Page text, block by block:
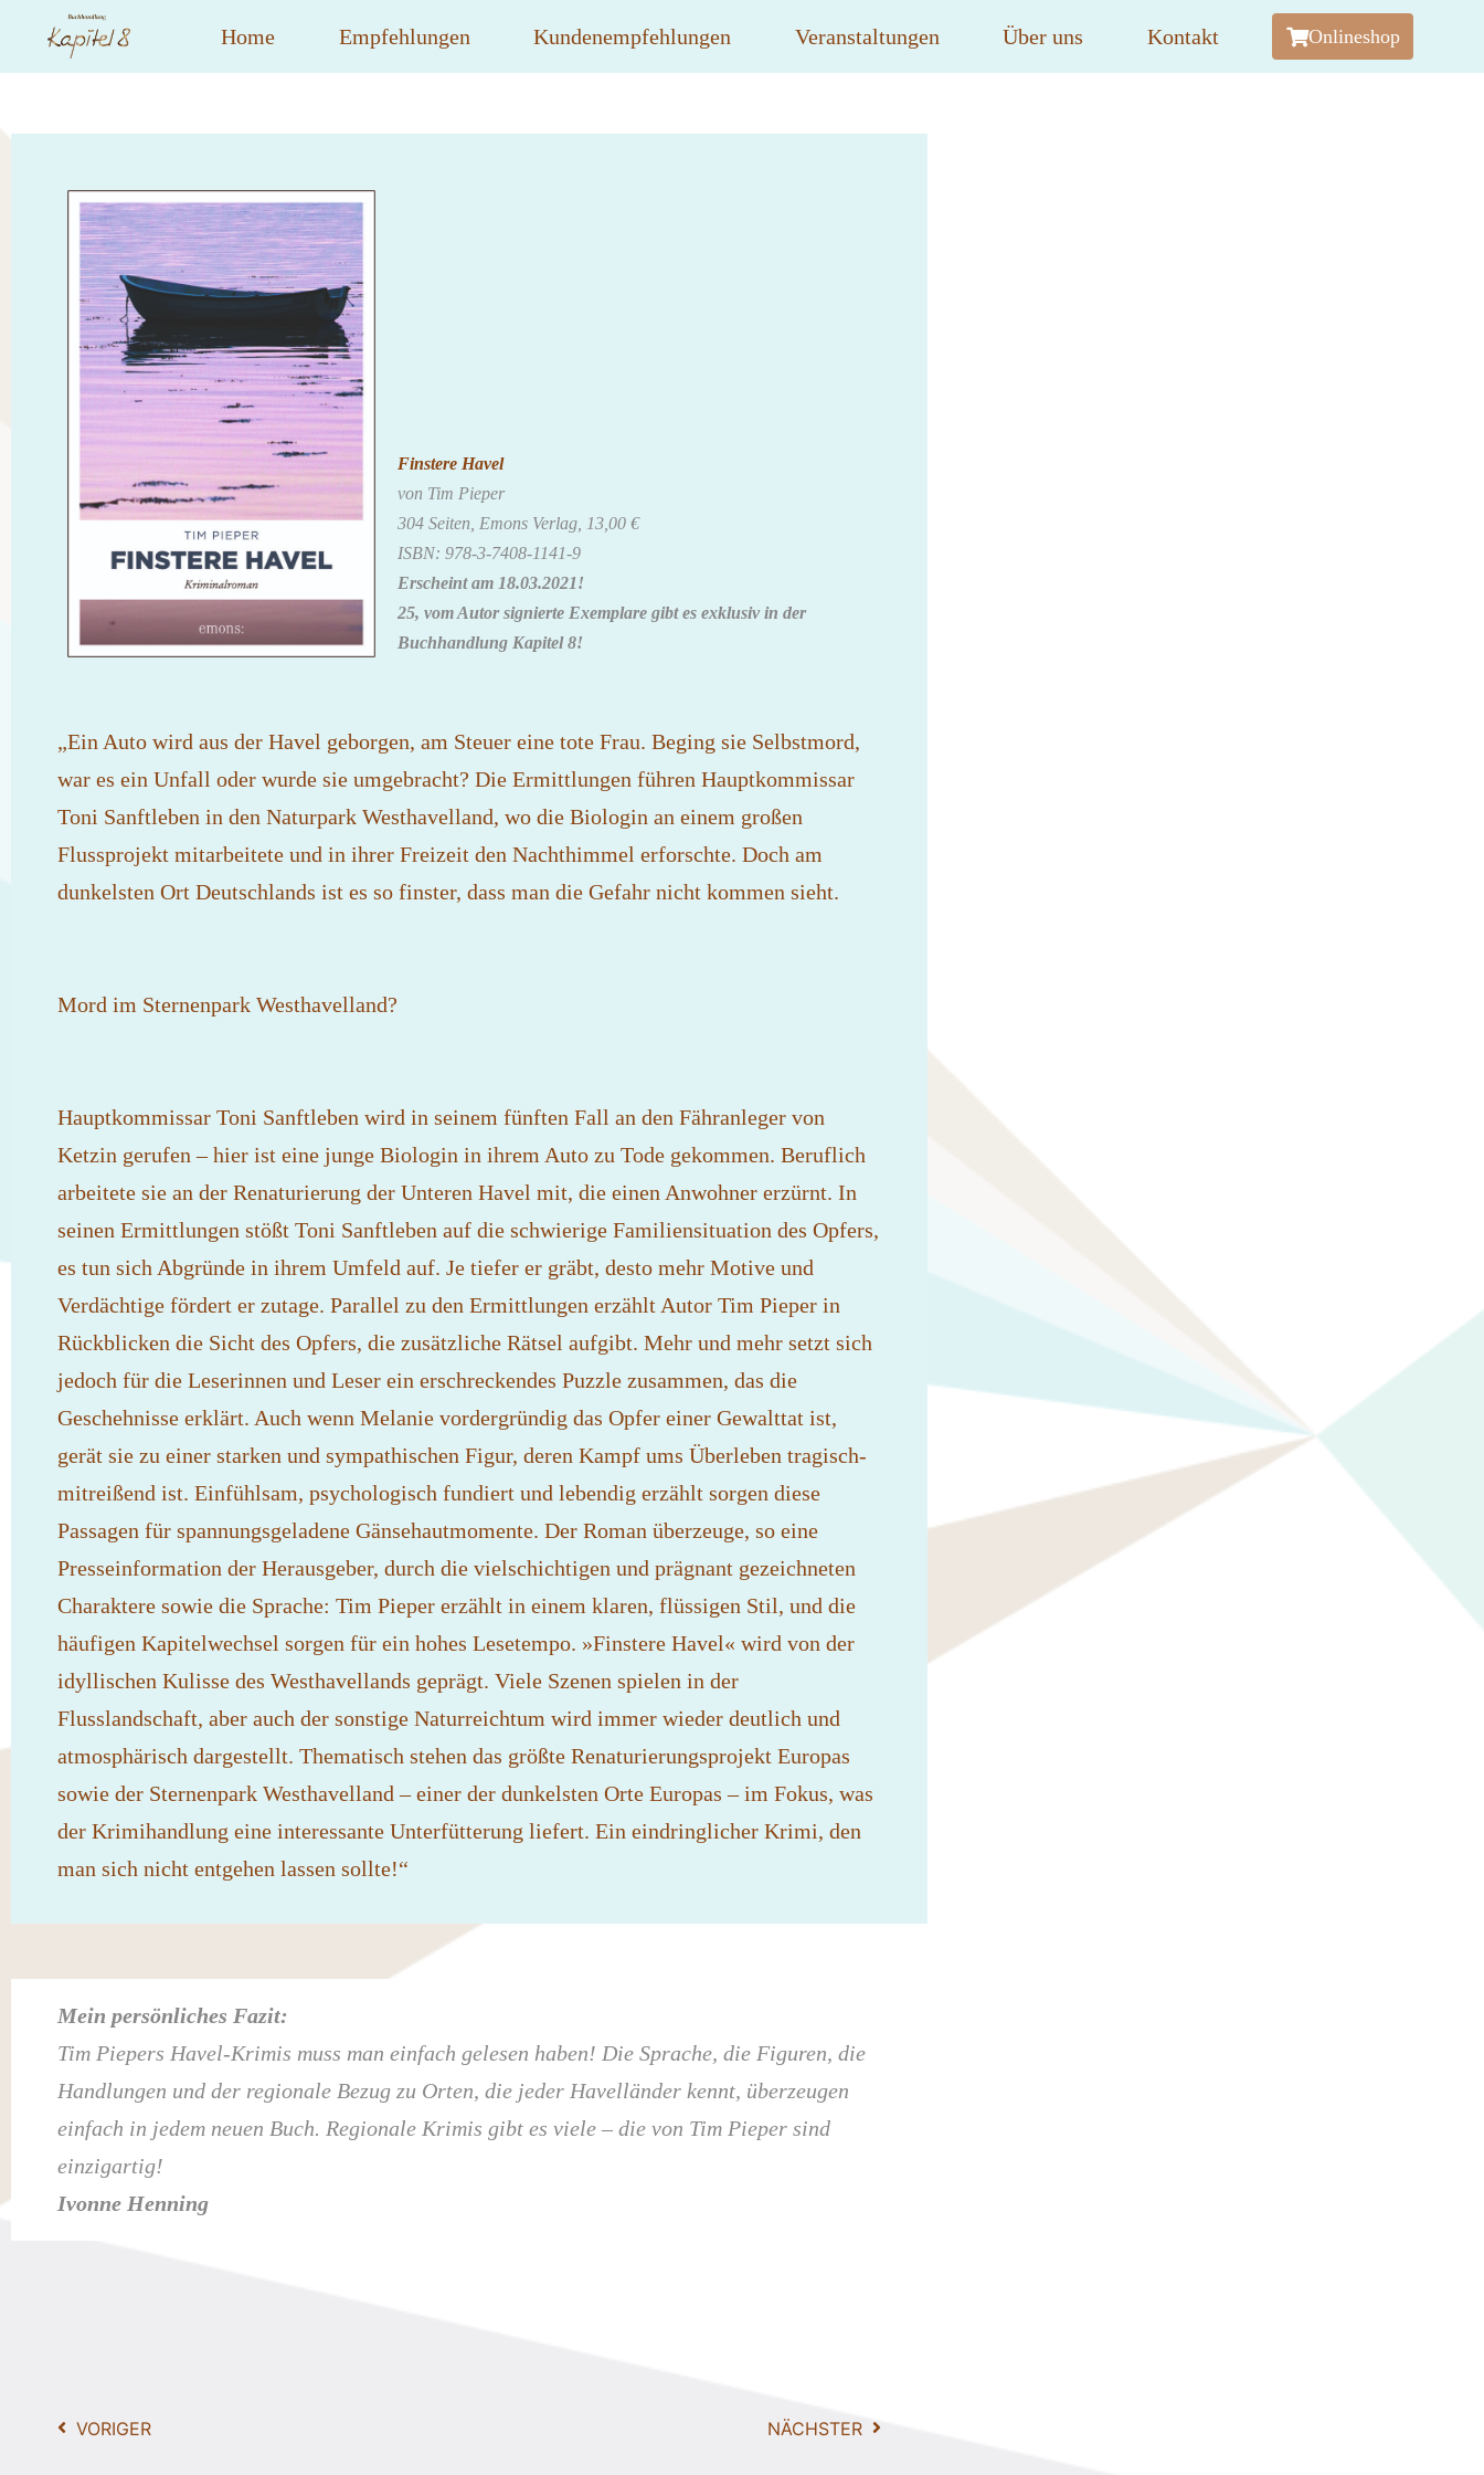
Finstere Havel
von Tim Pieper
304 Seiten, Emons Verlag, 13,00 €
ISBN: 978-3-7408-1141-9
Erscheint am 18.03.2021!
25, vom Autor signierte Exemplare gibt es exklusiv in der
Buchhandlung Kapitel 8!
„Ein Auto wird aus der Havel geborgen, am Steuer eine tote Frau. Beging sie Selbstmord,
war es ein Unfall oder wurde sie umgebracht? Die Ermittlungen führen Hauptkommissar
Toni Sanftleben in den Naturpark Westhavelland, wo die Biologin an einem großen
Flussprojekt mitarbeitete und in ihrer Freizeit den Nachthimmel erforschte. Doch am
dunkelsten Ort Deutschlands ist es so finster, dass man die Gefahr nicht kommen sieht.
Mord im Sternenpark Westhavelland?
Hauptkommissar Toni Sanftleben wird in seinem fünften Fall an den Fähranleger von
Ketzin gerufen – hier ist eine junge Biologin in ihrem Auto zu Tode gekommen. Beruflich
arbeitete sie an der Renaturierung der Unteren Havel mit, die einen Anwohner erzürnt. In
seinen Ermittlungen stößt Toni Sanftleben auf die schwierige Familiensituation des Opfers,
es tun sich Abgründe in ihrem Umfeld auf. Je tiefer er gräbt, desto mehr Motive und
Verdächtige fördert er zutage. Parallel zu den Ermittlungen erzählt Autor Tim Pieper in
Rückblicken die Sicht des Opfers, die zusätzliche Rätsel aufgibt. Mehr und mehr setzt sich
jedoch für die Leserinnen und Leser ein erschreckendes Puzzle zusammen, das die
Geschehnisse erklärt. Auch wenn Melanie vordergründig das Opfer einer Gewalttat ist,
gerät sie zu einer starken und sympathischen Figur, deren Kampf ums Überleben tragisch-
mitreißend ist. Einfühlsam, psychologisch fundiert und lebendig erzählt sorgen diese
Passagen für spannungsgeladene Gänsehautmomente. Der Roman überzeuge, so eine
Presseinformation der Herausgeber, durch die vielschichtigen und prägnant gezeichneten
Charaktere sowie die Sprache: Tim Pieper erzählt in einem klaren, flüssigen Stil, und die
häufigen Kapitelwechsel sorgen für ein hohes Lesetempo. »Finstere Havel« wird von der
idyllischen Kulisse des Westhavellands geprägt. Viele Szenen spielen in der
Flusslandschaft, aber auch der sonstige Naturreichtum wird immer wieder deutlich und
atmosphärisch dargestellt. Thematisch stehen das größte Renaturierungsprojekt Europas
sowie der Sternenpark Westhavelland – einer der dunkelsten Orte Europas – im Fokus, was
der Krimihandlung eine interessante Unterfütterung liefert. Ein eindringlicher Krimi, den
man sich nicht entgehen lassen sollte!“
Mein persönliches Fazit:
Tim Piepers Havel-Krimis muss man einfach gelesen haben! Die Sprache, die Figuren, die
Handlungen und der regionale Bezug zu Orten, die jeder Havelländer kennt, überzeugen
einfach in jedem neuen Buch. Regionale Krimis gibt es viele – die von Tim Pieper sind
einzigartig!
Ivonne Henning
VORIGER NÄCHSTER
Home Empfehlungen Kundenempfehlungen Veranstaltungen Über uns Kontakt Onlineshop